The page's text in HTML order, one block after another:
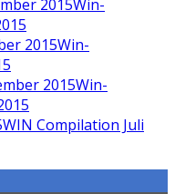
Win-
Win-
Win-
WIN Compilation Juli